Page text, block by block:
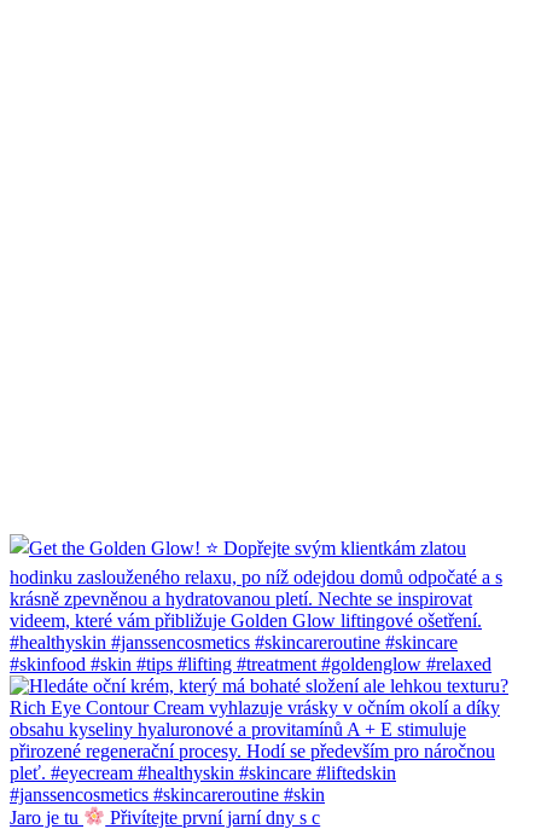
Jaro je tu Přivítejte první jarní dny s c